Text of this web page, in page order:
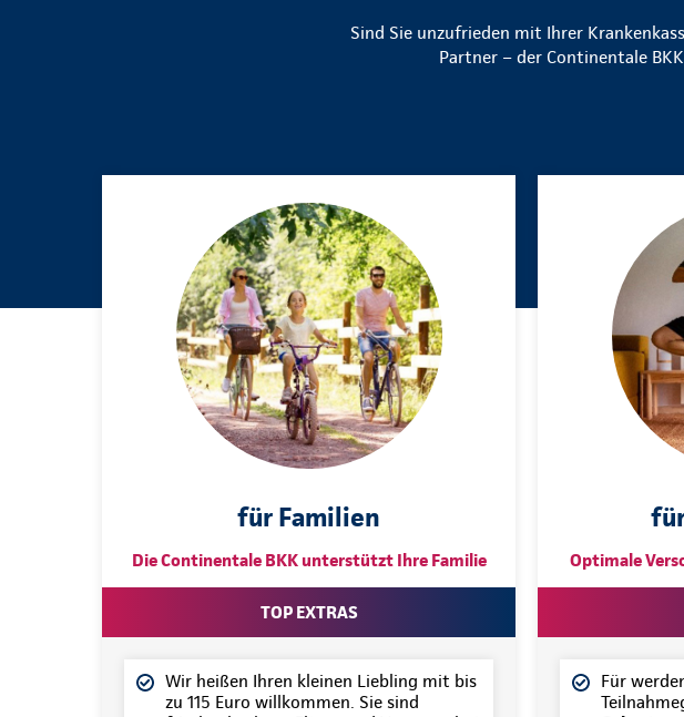
Sind Sie unzufrieden mit Ihrer
Partner – der Continentale
für Familien
Die Continentale BKK unterstützt Ihre Familie
TOP EXTRAS
Wir heißen Ihren kleinen Liebling mit bis
zu 115 Euro willkommen. Sie sind
Optimale
Für